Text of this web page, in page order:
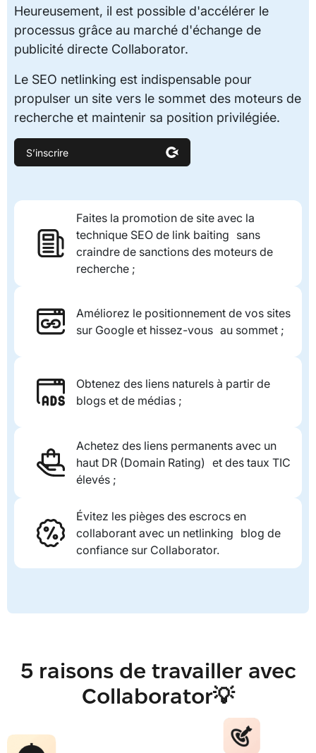
Heureusement, il est possible d'accélérer le
processus grâce au marché d'échange de
publicité directe Collaborator.
Le SEO netlinking est indispensable pour
propulser un site vers le sommet des moteurs de
recherche et maintenir sa position privilégiée.
S’inscrire
Faites la promotion de site avec la
technique SEO de link baiting sans
craindre de sanctions des moteurs de
recherche ;
Améliorez le positionnement de vos sites
sur Google et hissez-vous au sommet ;
Obtenez des liens naturels à partir de
blogs et de médias ;
Achetez des liens permanents avec un
haut DR (Domain Rating) et des taux TIC
élevés ;
Évitez les pièges des escrocs en
collaborant avec un netlinking blog de
confiance sur Collaborator.
5 raisons de travailler avec
Collaborator💡